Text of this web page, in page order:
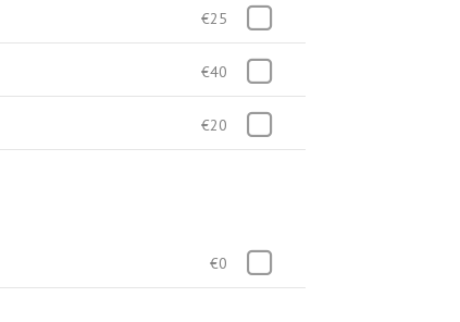
€25
€40
€20
€0